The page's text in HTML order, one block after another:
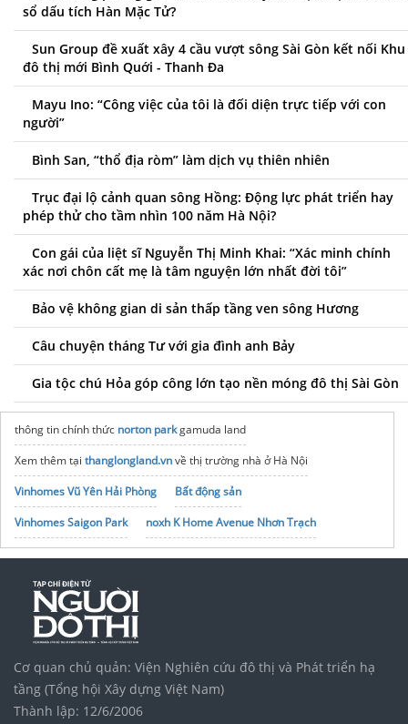
sổ dấu tích Hàn Mặc Tử?
Sun Group đề xuất xây 4 cầu vượt sông Sài Gòn kết nối Khu
đô thị mới Bình Quới - Thanh Đa
Mayu Ino: “Công việc của tôi là đối diện trực tiếp với con
người”
Bình San, “thổ địa ròm” làm dịch vụ thiên nhiên
Trục đại lộ cảnh quan sông Hồng: Động lực phát triển hay
phép thử cho tầm nhìn 100 năm Hà Nội?
Con gái của liệt sĩ Nguyễn Thị Minh Khai: “Xác minh chính
xác nơi chôn cất mẹ là tâm nguyện lớn nhất đời tôi”
Bảo vệ không gian di sản thấp tầng ven sông Hương
Câu chuyện tháng Tư với gia đình anh Bảy
Gia tộc chú Hỏa góp công lớn tạo nền móng đô thị Sài Gòn
thông tin chính thức norton parkgamuda land
Xem thêm tại thanglongland.vnvề thị trường nhà ở Hà Nội
Vinhomes Vũ Yên Hải Phòng
Bất động sản
Vinhomes Saigon Park
noxh K Home Avenue Nhơn Trạch
Tập đoàn Bcons Group
Cơ quan chủ quản: Viện Nghiên cứu đô thị và Phát triển hạ
tầng (Tổng hội Xây dựng Việt Nam)
Thành lập: 12/6/2006